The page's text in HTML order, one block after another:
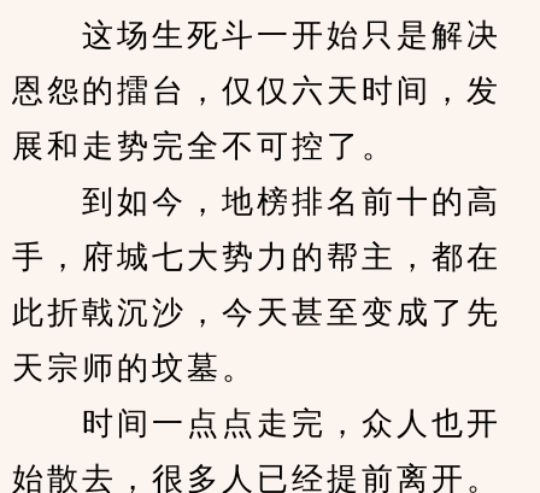
这场生死斗一开始只是解决
恩怨的擂台，仅仅六天时间，发
展和走势完全不可控了。
到如今，地榜排名前十的高
手，府城七大势力的帮主，都在
此折戟沉沙，今天甚至变成了先
天宗师的坟墓。
时间一点点走完，众人也开
始散去，很多人已经提前离开。